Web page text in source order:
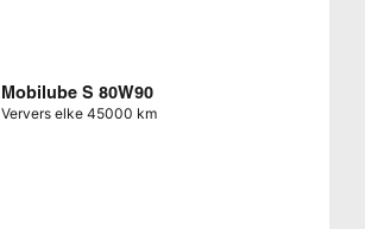
Mobilube S 80W90
Ververs elke 45000 km